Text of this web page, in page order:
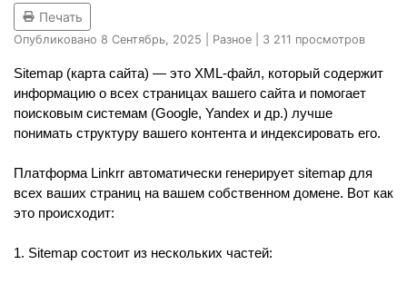
Печать
Опубликовано 8 Сентябрь, 2025 Разное 3 211 просмотров
Sitemap (карта сайта) — это XML-файл, который содержит
информацию о всех страницах вашего сайта и помогает
поисковым системам (Google, Yandex и др.) лучше
понимать структуру вашего контента и индексировать его.
Платформа Linkrr автоматически генерирует sitemap для
всех ваших страниц на вашем собственном домене. Вот как
это происходит:
1. Sitemap состоит из нескольких частей: